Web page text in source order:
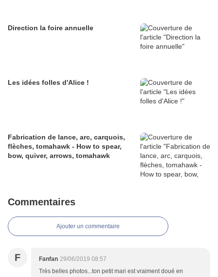
Direction la foire annuelle
Les idées folles d'Alice !
Fabrication de lance, arc, carquois,
flèches, tomahawk - How to spear,
bow, quiver, arrows, tomahawk
Commentaires
Ajouter un commentaire
F Fanfan 29/06/2019 08:57
Très belles photos...ton petit mari est vraiment doué en